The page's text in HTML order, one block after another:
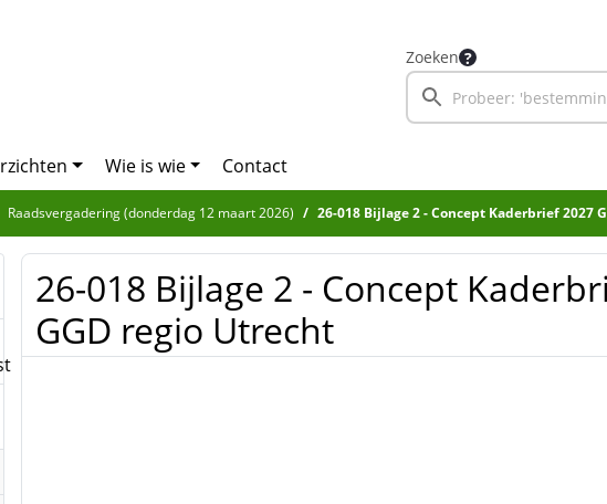
Zoeken
Wie is wie Contact
Raadsvergadering (donderdag 12 maart 2026) 26-018 Bijlage 2 - Concept Kaderbrief 2027
26-018 Bijlage 2 - Concept
GGD regio Utrecht